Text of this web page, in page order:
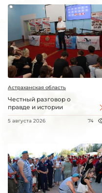
Астраханская область
Честный разговор о
правде и истории
5 августа 2026 74